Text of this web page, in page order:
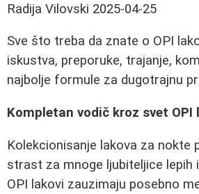
Radija Vilovski 2025-04-25
Sve što treba da znate o OPI
iskustva, preporuke, trajanje,
najbolje formule za dugotrajnu
Kompletan vodič kroz svet OPI
Kolekcionisanje lakova za nokte
strast za mnoge ljubiteljice lepih
OPI lakovi zauzimaju posebno